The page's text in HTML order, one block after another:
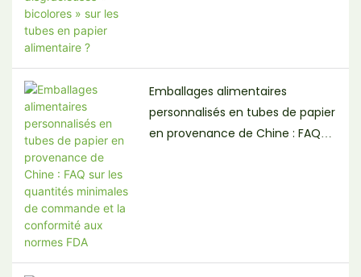
Emballages alimentaires
personnalisés en tubes de papier
en provenance de Chine : FAQ